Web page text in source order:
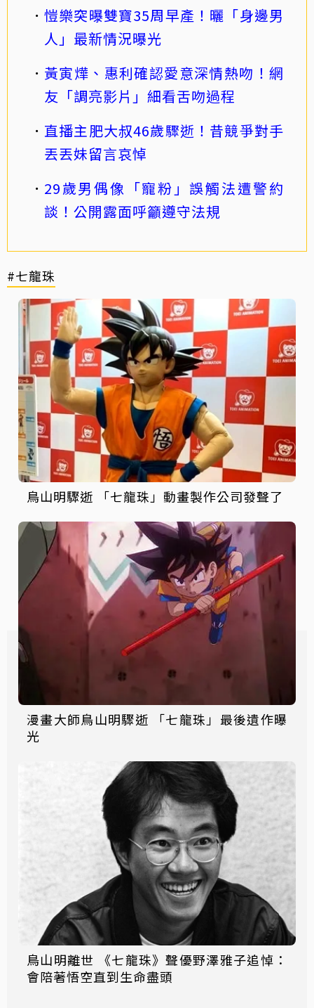
愷樂突曝雙寶35周早產！曬「身邊男
人」最新情況曝光
黃寅燁、惠利確認愛意深情熱吻！網
友「調亮影片」細看舌吻過程
直播主肥大叔46歲驟逝！昔競爭對手
丟丟妹留言哀悼
29歲男偶像「寵粉」誤觸法遭警約
談！公開露面呼籲遵守法規
#七龍珠
鳥山明驟逝 「七龍珠」動畫製作公司發聲了
漫畫大師鳥山明驟逝 「七龍珠」最後遺作曝
光
鳥山明離世 《七龍珠》聲優野澤雅子追悼：
會陪著悟空直到生命盡頭